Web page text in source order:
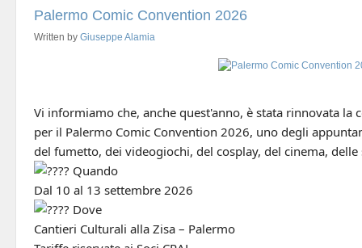
Palermo Comic Convention 2026
Written by Giuseppe Alamia
Vi informiamo che, anche quest'anno, è stata rinnovata la
per il Palermo Comic Convention 2026, uno degli
del fumetto, dei videogiochi, del cosplay, del cinema,
Quando
Dal 10 al 13 settembre 2026
Dove
Cantieri Culturali alla Zisa – Palermo